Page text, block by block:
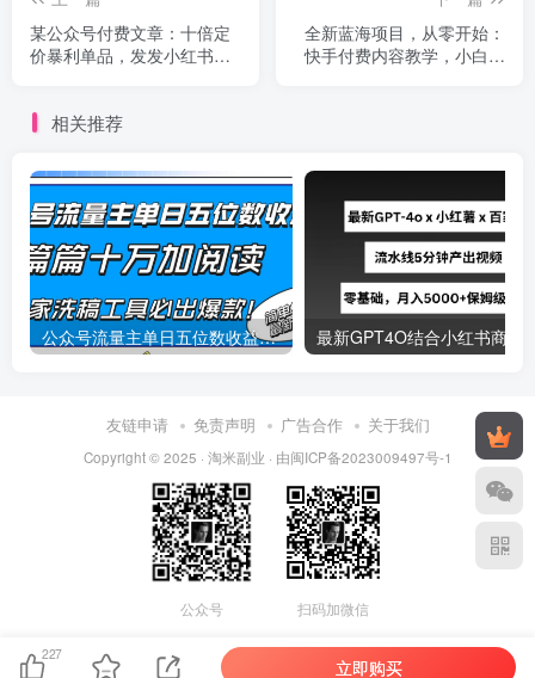
某公众号付费文章：十倍定
价暴利单品，发发小红书，
全新蓝海项目，从零开始：
快手付费内容教学，小白变
相关推荐
公众号流量主单日五位数收益，篇篇十万加阅读独家洗稿工具必出爆款！
友链申请 免责声明 广告合作 关于我们
Copyright © 2025 · 淘米副业 · 由闽ICP备2023009497号-1
公众号 扫码加微信
227
立即购买